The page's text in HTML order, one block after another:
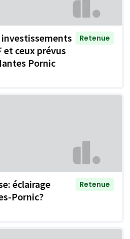
et ceux prévus
Pornic
Retenue
éclairage
Pornic?
Retenue